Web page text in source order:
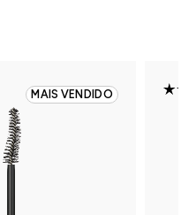
MAIS VENDIDO